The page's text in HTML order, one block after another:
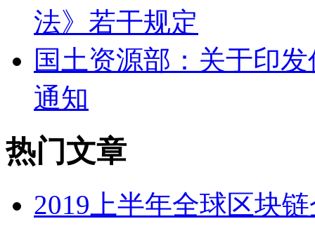
法》若干规定
国土资源部：关于印
通知
热门文章
2019上半年全球区块